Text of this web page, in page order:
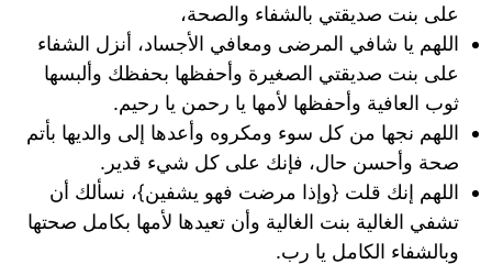
على بنت صديقتي بالشفاء والصحة،
اللهم يا شافي المرضى ومعافي الأجساد، أنزل الشفاء
على بنت صديقتي الصغيرة وأحفظها بحفظك وألبسها
ثوب العافية وأحفظها لأمها يا رحمن يا رحيم.
اللهم نجها من كل سوء ومكروه وأعدها إلى والديها بأتم
صحة وأحسن حال، فإنك على كل شيء قدير.
اللهم إنك قلت {وإذا مرضت فهو يشفين}، نسألك أن
تشفي الغالية بنت الغالية وأن تعيدها لأمها بكامل صحتها
وبالشفاء الكامل يا رب.